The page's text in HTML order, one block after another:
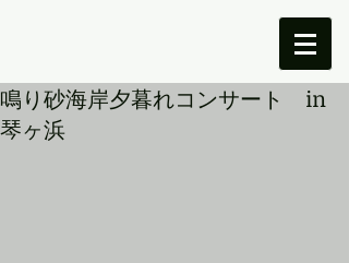
鳴り砂海岸夕暮れコンサート in
琴ヶ浜